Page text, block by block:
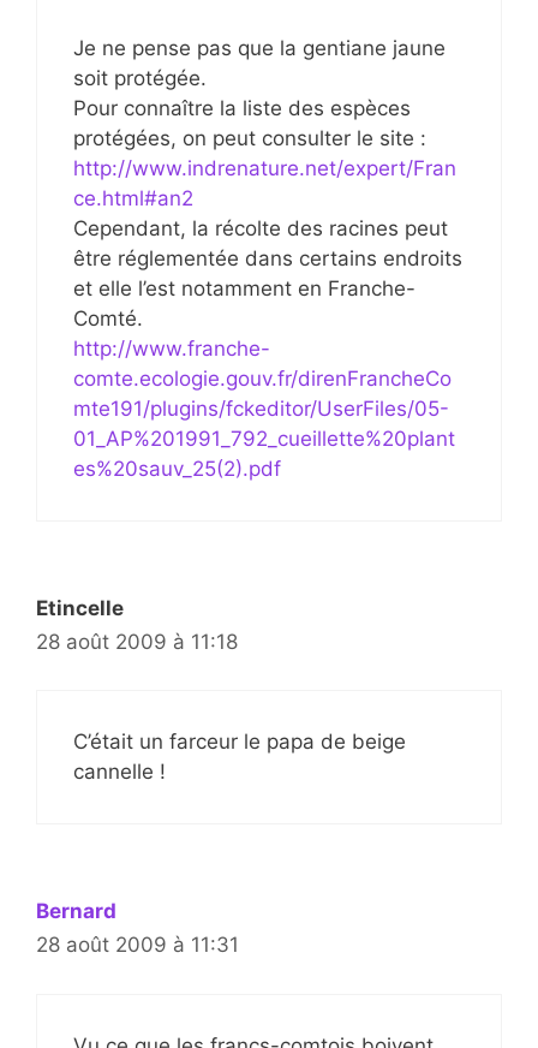
Je ne pense pas que la gentiane jaune
soit protégée.
Pour connaître la liste des espèces
protégées, on peut consulter le site :
http://www.indrenature.net/expert/Fran
ce.html#an2
Cependant, la récolte des racines peut
être réglementée dans certains endroits
et elle l’est notamment en Franche-
Comté.
http://www.franche-
comte.ecologie.gouv.fr/direnFrancheCo
mte191/plugins/fckeditor/UserFiles/05-
01_AP%201991_792_cueillette%20plant
es%20sauv_25(2).pdf
Etincelle
28 août 2009 à 11:18
C’était un farceur le papa de beige
cannelle !
Bernard
28 août 2009 à 11:31